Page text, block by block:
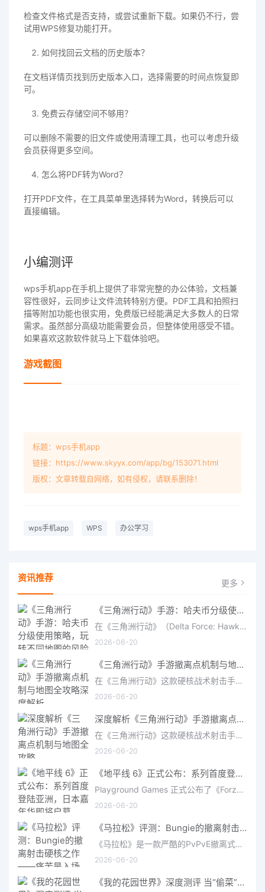
检查文件格式是否支持，或尝试重新下载。如果仍不行，尝
试用WPS修复功能打开。
如何找回云文档的历史版本？
在文档详情页找到历史版本入口，选择需要的时间点恢复即
可。
免费云存储空间不够用？
可以删除不需要的旧文件或使用清理工具，也可以考虑升级
会员获得更多空间。
怎么将PDF转为Word？
打开PDF文件，在工具菜单里选择转为Word，转换后可以
直接编辑。
小编测评
wps手机app在手机上提供了非常完整的办公体验，文档兼
容性很好，云同步让文件流转特别方便。PDF工具和拍照扫
描等附加功能也很实用，免费版已经能满足大多数人的日常
需求。虽然部分高级功能需要会员，但整体使用感受不错。
如果喜欢这款软件就马上下载体验吧。
游戏截图
标题：wps手机app
链接：https://www.skyyx.com/app/bg/153071.html
版权：文章转载自网络，如有侵权，请联系删除！
wps手机app WPS 办公学习
资讯推荐 更多
《三角洲行动》手游：哈夫币分级使用策略，玩转不同地图的风险与回报
在《三角洲行动》（Delta Force: Hawk Ops）“烽火地带”模式中，地图被划分为“普通”、“机密”和“绝密”三个
2026-06-20
《三角洲行动》手游撤离点机制与地图全攻略深度解析
在《三角洲行动》这款硬核战术射击手游中，撤离是每位干员行动的核心目标。无论你在战场中搜刮了多少高价值物
2026-06-20
深度解析《三角洲行动》手游撤离点机制与地图全攻略
在《三角洲行动》这款硬核战术射击手游中，撤离是每位干员行动的核心目标。无论你在战场中搜刮了多少高价值物
2026-06-20
《地平线 6》正式公布：系列首度登陆亚洲，日本嘉年华即将启幕
Playground Games 正式公布了《Forza Horizon 6》，这次备受赞誉的地平线嘉年华将首次驶入亚洲，落户日本。玩家
2026-06-20
《马拉松》评测：Bungie的撤离射击硬核之作——痛苦是入场券，回报是顶级的
《马拉松》是一款严酷的PvPvE撤离式射击游戏，现已登陆PS5、Xbox Series X/S和PC。它继承了Bungie上世纪90年
2026-06-20
《我的花园世界》深度测评 当“偷菜”遇上“奢侈品”